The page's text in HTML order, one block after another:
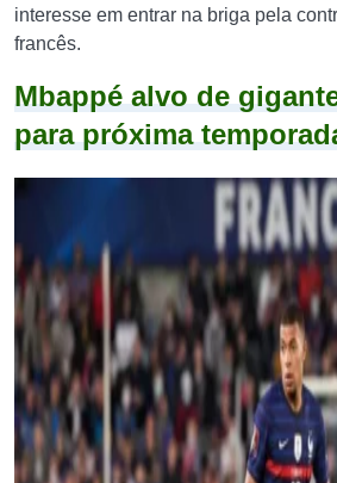
interesse em entrar na briga pela
francês.
Mbappé alvo de
para próxima